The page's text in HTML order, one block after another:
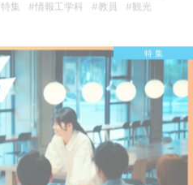
集 #情報工学科 #教員 #観光
特 集